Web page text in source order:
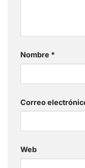
Nombre *
Correo
Web